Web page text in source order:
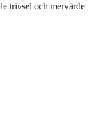
trivsel och mervärde